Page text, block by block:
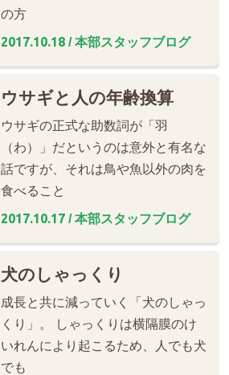
の方
2017.10.18 / 本部スタッフブログ
ウサギと人の年齢換算
ウサギの正式な助数詞が「羽
（わ）」だというのは意外と有名な
話ですが、それは鳥や魚以外の肉を
食べること
2017.10.17 / 本部スタッフブログ
犬のしゃっくり
成長と共に減っていく「犬のしゃっ
くり」。 しゃっくりは横隔膜のけ
いれんにより起こるため、人でも犬
でも